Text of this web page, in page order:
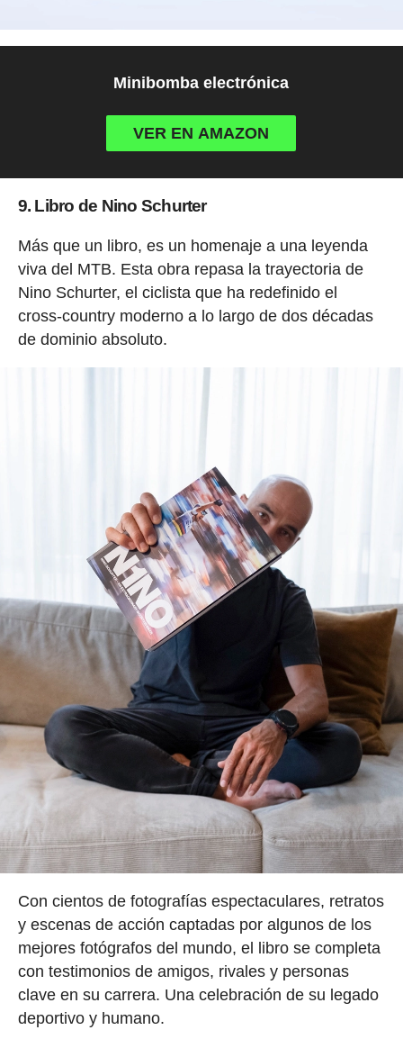
Minibomba electrónica
VER EN AMAZON
9. Libro de Nino Schurter
Más que un libro, es un homenaje a una leyenda
viva del MTB. Esta obra repasa la trayectoria de
Nino Schurter, el ciclista que ha redefinido el
cross-country moderno a lo largo de dos décadas
de dominio absoluto.
Con cientos de fotografías espectaculares, retratos
y escenas de acción captadas por algunos de los
mejores fotógrafos del mundo, el libro se completa
con testimonios de amigos, rivales y personas
clave en su carrera. Una celebración de su legado
deportivo y humano.